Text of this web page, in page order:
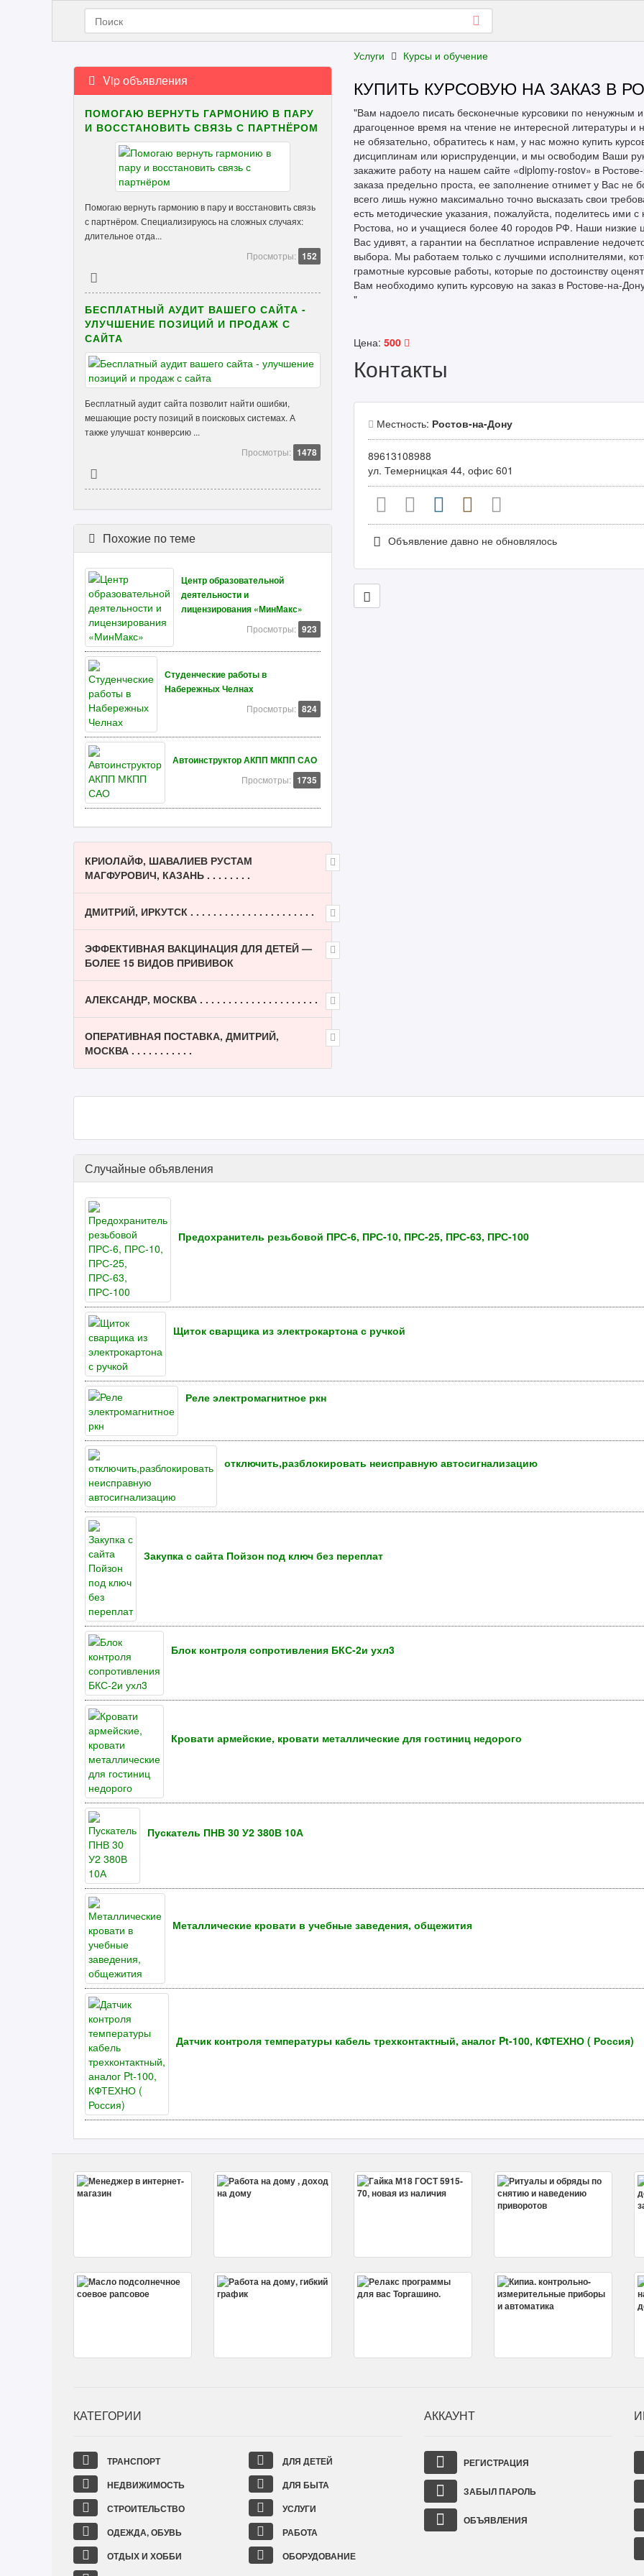
Услуги Курсы и обучение
КУПИТЬ КУРСОВУЮ НА ЗАКАЗ В
"Вам надоело писать бесконечные курсовики по ненужным
драгоценное время на чтение не интересной литературы и
не обязательно, обратитесь к нам, у нас можно купить
дисциплинам или юриспруденции, и мы освободим Ваши
закажите работу на нашем сайте «diplomy-rostov» в
заказа предельно проста, ее заполнение отнимет у Вас
всего лишь нужно максимально точно высказать свои
есть методические указания, пожалуйста, поделитесь ими
Ростова, но и учащиеся более 40 городов РФ. Наши низкие
Вас удивят, а гарантии на бесплатное исправление
выбора. Мы работаем только с лучшими исполнителями,
грамотные курсовые работы, которые по достоинству
Вам необходимо купить курсовую на заказ в Ростове-на-
"
Цена: 500
Контакты
Местность: Ростов-на-Дону
89613108988
ул. Темерницкая 44, офис 601
Объявление давно не обновлялось
Vip объявления
ПОМОГАЮ ВЕРНУТЬ ГАРМОНИЮ В ПАРУ
И ВОССТАНОВИТЬ СВЯЗЬ С ПАРТНЁРОМ
Помогаю вернуть гармонию в пару и восстановить связь
с партнёром. Специализируюсь на сложных случаях:
длительное отда...
Просмотры: 152
БЕСПЛАТНЫЙ АУДИТ ВАШЕГО САЙТА -
УЛУЧШЕНИЕ ПОЗИЦИЙ И ПРОДАЖ С
САЙТА
Бесплатный аудит сайта позволит найти ошибки,
мешающие росту позиций в поисковых системах. А
также улучшат конверсию ...
Просмотры: 1478
Похожие по теме
Центр образовательной
деятельности и
лицензирования «МинМакс»
Просмотры: 923
Студенческие работы в
Набережных Челнах
Просмотры: 824
Автоинструктор АКПП МКПП САО
Просмотры: 1735
КРИОЛАЙФ, ШАВАЛИЕВ РУСТАМ
МАГФУРОВИЧ, КАЗАНЬ . . . . . . . .
ДМИТРИЙ, ИРКУТСК . . . . . . . . . . . . . . . . . . . . . .
ЭФФЕКТИВНАЯ ВАКЦИНАЦИЯ ДЛЯ ДЕТЕЙ —
БОЛЕЕ 15 ВИДОВ ПРИВИВОК
АЛЕКСАНДР, МОСКВА . . . . . . . . . . . . . . . . . . . . .
ОПЕРАТИВНАЯ ПОСТАВКА, ДМИТРИЙ,
МОСКВА . . . . . . . . . . .
Случайные объявления
Предохранитель резьбовой ПРС-6, ПРС-10, ПРС-25, ПРС-63, ПРС-100
Щиток сварщика из электрокартона с ручкой
Реле электромагнитное ркн
отключить,разблокировать неисправную автосигнализацию
Закупка с сайта Пойзон под ключ без переплат
Блок контроля сопротивления БКС-2и ухл3
Кровати армейские, кровати металлические для гостиниц недорого
Пускатель ПНВ 30 У2 380В 10А
Металлические кровати в учебные заведения, общежития
Датчик контроля температуры кабель трехконтактный, аналог Pt-100, КФТЕХНО ( Россия)
КАТЕГОРИИ
ТРАНСПОРТ
НЕДВИЖИМОСТЬ
СТРОИТЕЛЬСТВО
ОДЕЖДА, ОБУВЬ
ОТДЫХ И ХОББИ
ДЛЯ ДЕТЕЙ
ДЛЯ БЫТА
УСЛУГИ
РАБОТА
ОБОРУДОВАНИЕ
АККАУНТ
РЕГИСТРАЦИЯ
ЗАБЫЛ ПАРОЛЬ
ОБЪЯВЛЕНИЯ